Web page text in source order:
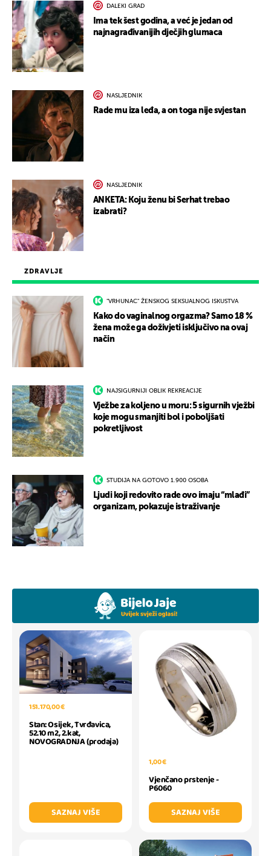
ZDRAVLJE
"VRHUNAC" ŽENSKOG SEKSUALNOG ISKUSTVA
Kako do vaginalnog orgazma? Samo 18 %
žena može ga doživjeti isključivo na ovaj
način
NAJSIGURNIJI OBLIK REKREACIJE
Vježbe za koljeno u moru: 5 sigurnih vježbi
koje mogu smanjiti bol i poboljšati
pokretljivost
STUDIJA NA GOTOVO 1.900 OSOBA
Ljudi koji redovito rade ovo imaju “mlađi”
organizam, pokazuje istraživanje
DALEKI GRAD
Ima tek šest godina, a već je jedan od
najnagrađivanijih dječjih glumaca
NASLJEDNIK
Rade mu iza leđa, a on toga nije svjestan
NASLJEDNIK
ANKETA: Koju ženu bi Serhat trebao
izabrati?
151.170,00 €
Stan: Osijek, Tvrđavica,
52.10 m2, 2.kat,
NOVOGRADNJA (prodaja)
SAZNAJ VIŠE
1,00 €
Vjenčano prstenje -
P6060
SAZNAJ VIŠE